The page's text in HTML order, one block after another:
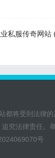
私服传奇网站
都将受到法律的
究法律责任。
号